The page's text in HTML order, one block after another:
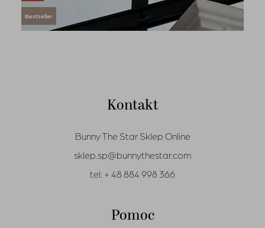
Bestseller
Kontakt
Bunny The Star Sklep Online
sklep.sp@bunnythestar.com
tel: + 48 884 998 366
Pomoc